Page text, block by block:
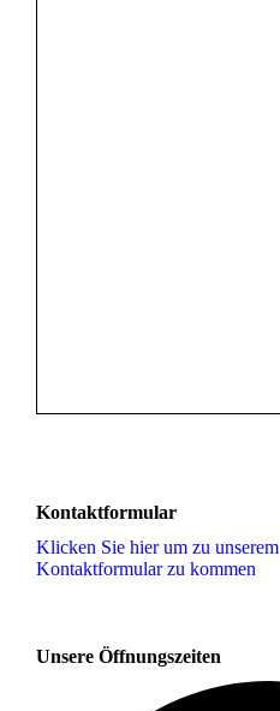
Kontaktformular
Klicken Sie hier um zu unserem
Kon­takt­for­mu­lar zu kommen
Unsere Öffnungszeiten